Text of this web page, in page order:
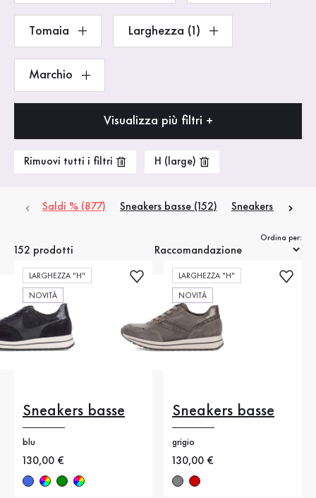
Tomaia Larghezza (1)
Marchio
Visualizza più filtri +
Rimuovi tutti i filtri H (large)
Saldi % (877) Sneakers basse (152) Sneakers alte (8)
152 prodotti
Ordina per:
LARGHEZZA "H"
NOVITÀ
Sneakers basse
blu
Nuovo prezzo
130,00 €
LARGHEZZA "H"
NOVITÀ
Sneakers basse
grigio
Nuovo prezzo
130,00 €